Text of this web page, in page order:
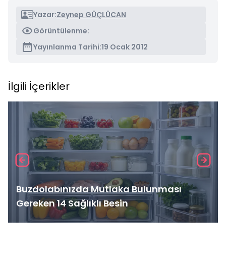
Yazar:Zeynep GÜÇLÜCAN
Görüntülenme:
Yayınlanma Tarihi:19 Ocak 2012
İlgili İçerikler
Buzdolabınızda Mutlaka Bulunması
Gereken 14 Sağlıklı Besin